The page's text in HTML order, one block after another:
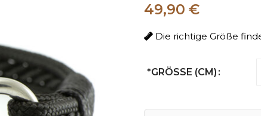
49,90 €
Die richtige Größe
*GRÖSSE (CM)